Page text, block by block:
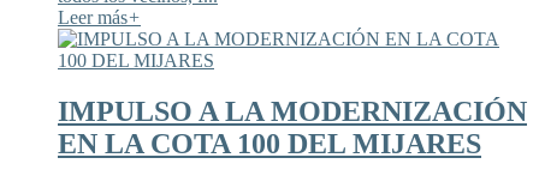
Leer más+
IMPULSO A LA MODERNIZACIÓN
EN LA COTA 100 DEL MIJARES